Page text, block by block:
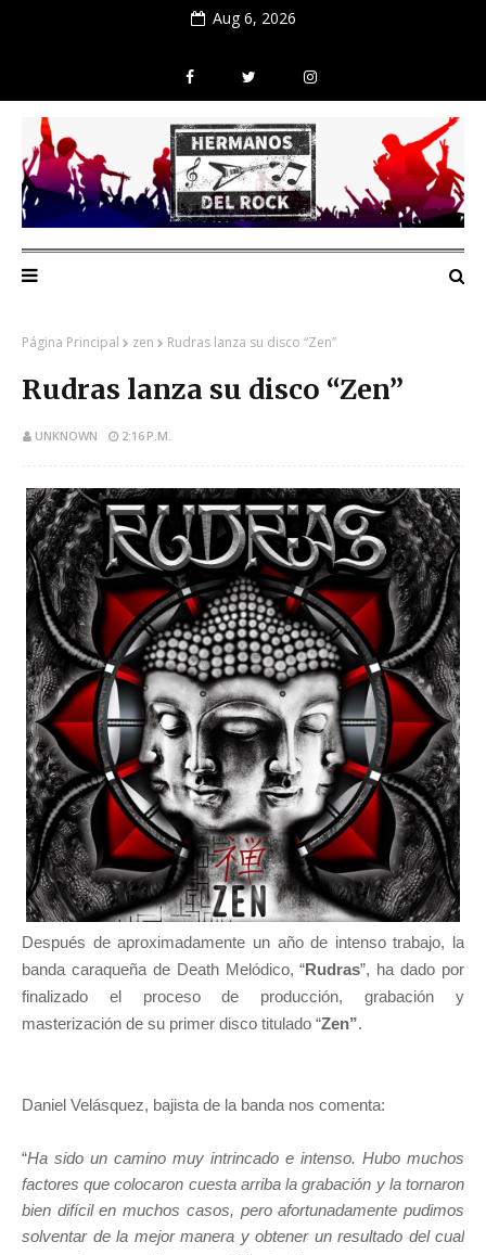
Aug 6, 2026
Página Principal zen Rudras lanza su disco “Zen”
Rudras lanza su disco “Zen”
UNKNOWN 2:16 P.M.
Después de aproximadamente un año de intenso trabajo, la
banda caraqueña de Death Melódico, “Rudras”, ha dado por
finalizado el proceso de producción, grabación y
masterización de su primer disco titulado “Zen”.
Daniel Velásquez, bajista de la banda nos comenta:
“Ha sido un camino muy intrincado e intenso. Hubo muchos
factores que colocaron cuesta arriba la grabación y la tornaron
bien difícil en muchos casos, pero afortunadamente pudimos
solventar de la mejor manera y obtener un resultado del cual